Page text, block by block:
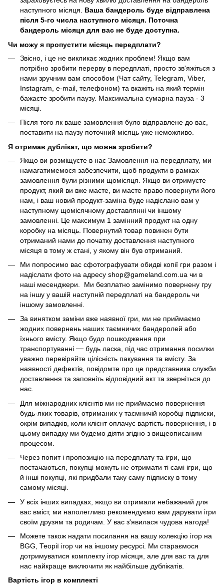
наступного місяця. Ваша бандероль буде відправлена
після 5-го числа наступного місяця. Поточна
бандероль місяця для вас не буде доступна.
Чи можу я пропустити місяць передплати?
Звісно, і це не викликає жодних проблем! Якщо вам
потрібно зробити перерву в передплаті, просто зв'яжіться з
нами зручним вам способом (Чат сайту, Telegram, Viber,
Instagram, e-mail, телефоном) та вкажіть на який термін
бажаєте зробити паузу. Максимальна сумарна пауза - 3
місяці.
Після того як ваше замовлення було відправлене до вас,
поставити на паузу поточний місяць уже неможливо.
Я отримав дублікат, що можна зробити?
Якщо ви розміщуєте в нас Замовлення на передплату, ми
намагатимемося забезпечити, щоб продукти в рамках
замовлення були різними щомісяця. Якщо ви отримуєте
продукт, який ви вже маєте, ви маєте право повернути його
нам, і ваш новий продукт-заміна буде надіслано вам у
наступному щомісячному доставлянні чи іншому
замовленні. Це максимум 1 замінний продукт на одну
коробку на місяць. Повернутий товар повинен бути
отриманий нами до початку доставлення наступного
місяця в тому ж стані, у якому він був отриманий.
Ми попросимо вас сфотографувати обидві копії гри разом і
надіслати фото на адресу shop@gameland.com.ua чи в
наші месенджери. Ми безплатно замінимо повернену гру
на іншу у вашій наступній передплаті на бандероль чи
іншому замовленні.
За винятком заміни вже наявної гри, ми не приймаємо
жодних повернень наших таємничих бандеролей або
їхнього вмісту. Якщо будо пошкодження при
транспортуванні — будь ласка, під час отримання посилки
уважно перевіряйте цілісність пакування та вмісту. За
наявності дефектів, повідомте про це представника служби
доставлення та заповніть відповідний акт та зверніться до
нас.
Для міжнародних клієнтів ми не приймаємо повернення
будь-яких товарів, отриманих у таємничій коробці підписки,
окрім випадків, коли клієнт оплачує вартість повернення, і в
цьому випадку ми будемо діяти згідно з вищеописаним
процесом.
Через попит і пропозицію на передплату та ігри, що
постачаються, покупці можуть не отримати ті самі ігри, що
й інші покупці, які придбали таку саму підписку в тому
самому місяці.
У всіх інших випадках, якщо ви отримали небажаний для
вас вміст, ми наполегливо рекомендуємо вам дарувати ігри
своїм друзям та родичам. У вас з'явилася чудова нагода!
Можете також надати посилання на вашу колекцію ігор на
BGG, Теорії ігор чи на іншому ресурсі. Ми стараємося
дотримуватися комплекту ігор місяця, але для вас та для
нас найкраще виключити як найбільше дублікатів.
Вартість ігор в комплекті